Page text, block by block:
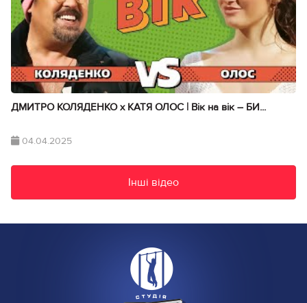
ДМИТРО КОЛЯДЕНКО х КАТЯ ОЛОС | Вік на вік – БИ...
04.04.2025
Інші відео